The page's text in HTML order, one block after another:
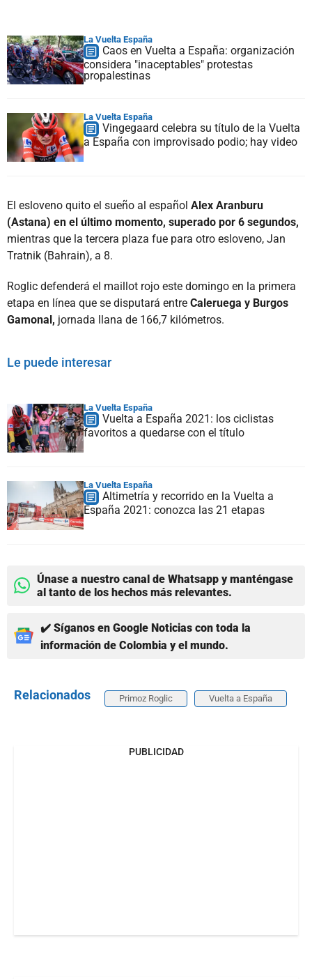
La Vuelta España
Caos en Vuelta a España: organización
considera "inaceptables" protestas
propalestinas
La Vuelta España
Vingegaard celebra su título de la Vuelta
a España con improvisado podio; hay video
El esloveno quito el sueño al español Alex Aranburu
(Astana) en el último momento, superado por 6 segundos,
mientras que la tercera plaza fue para otro esloveno, Jan
Tratnik (Bahrain), a 8.
Roglic defenderá el maillot rojo este domingo en la primera
etapa en línea que se disputará entre Caleruega y Burgos
Gamonal, jornada llana de 166,7 kilómetros.
Le puede interesar
La Vuelta España
Vuelta a España 2021: los ciclistas
favoritos a quedarse con el título
La Vuelta España
Altimetría y recorrido en la Vuelta a
España 2021: conozca las 21 etapas
Únase a nuestro canal de Whatsapp y manténgase
al tanto de los hechos más relevantes.
✔️ Síganos en Google Noticias con toda la
información de Colombia y el mundo.
Relacionados Primoz Roglic Vuelta a España
PUBLICIDAD